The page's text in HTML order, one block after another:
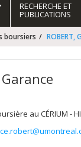
RECHERCHE ET
PUBLICATIONS
boursiers ROBERT,
Garance
au CÉRIUM -